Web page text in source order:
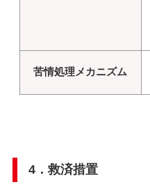
苦情処理メカニズム
4．救済措置